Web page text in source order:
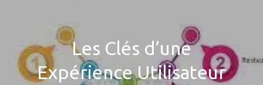
Les Clés d’une
Expérience Utilisateur